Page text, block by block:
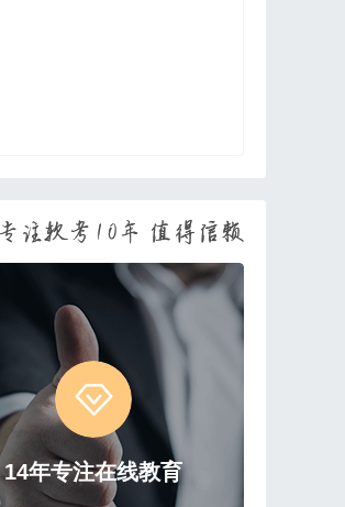
14年专注在线教育